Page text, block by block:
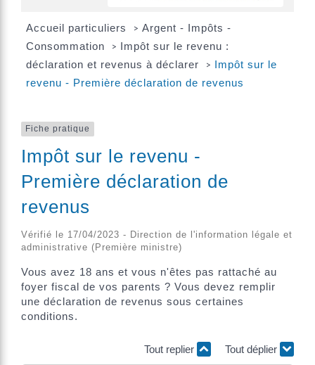
Accueil particuliers > Argent - Impôts -
Consommation
> Impôt sur le revenu :
déclaration et revenus à déclarer
> Impôt sur le
revenu - Première déclaration de revenus
Fiche pratique
Impôt sur le revenu -
Première déclaration de
revenus
Vérifié le 17/04/2023 - Direction de l'information légale et
administrative (Première ministre)
Vous avez 18 ans et vous n'êtes pas rattaché au
foyer fiscal de vos parents ? Vous devez remplir
une déclaration de revenus sous certaines
conditions.
Tout replier Tout déplier